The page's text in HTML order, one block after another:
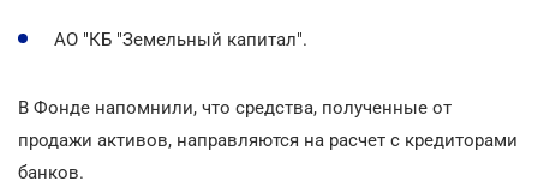
АО "КБ "Земельный капитал".
В Фонде напомнили, что средства, полученные от
продажи активов, направляются на расчет с кредиторами
банков.